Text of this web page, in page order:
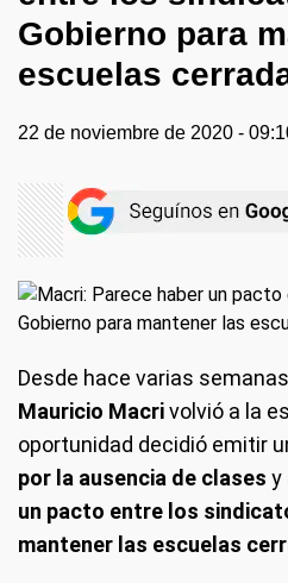
Gobierno para
escuelas
22 de noviembre de 2020 -
Desde hace varias
Mauricio Macrivolvió a la
oportunidad decidió emitir
por la ausencia de clases y
un pacto entre los
mantener las escuelas